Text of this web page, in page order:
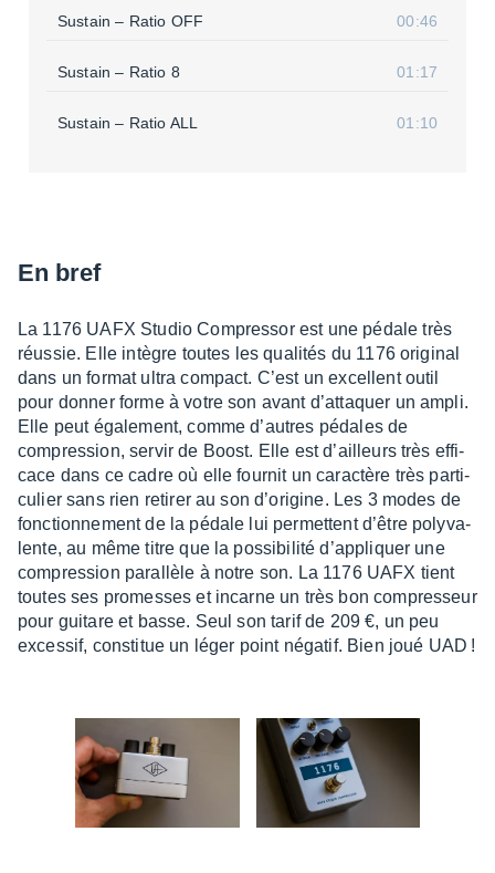
Sustain – Ratio OFF 00:46
Sustain – Ratio 8 01:17
Sustain – Ratio ALL 01:10
En bref
La 1176 UAFX Studio Compres­sor est une pédale très
réus­sie. Elle intègre toutes les quali­tés du 1176 origi­nal
dans un format ultra compact. C’est un excellent outil
pour donner forme à votre son avant d’at­taquer un ampli.
Elle peut égale­ment, comme d’autres pédales de
compres­sion, servir de Boost. Elle est d’ailleurs très effi­
cace dans ce cadre où elle four­nit un carac­tère très parti­
cu­lier sans rien reti­rer au son d’ori­gine. Les 3 modes de
fonc­tion­ne­ment de la pédale lui permettent d’être poly­va­
lente, au même titre que la possi­bi­lité d’ap­pliquer une
compres­sion paral­lèle à notre son. La 1176 UAFX tient
toutes ses promesses et incarne un très bon compres­seur
pour guitare et basse. Seul son tarif de 209 €, un peu
exces­sif, consti­tue un léger point néga­tif. Bien joué UAD !